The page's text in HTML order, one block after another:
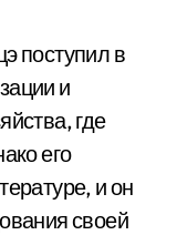
поступил в
и
где
его
и он
своей